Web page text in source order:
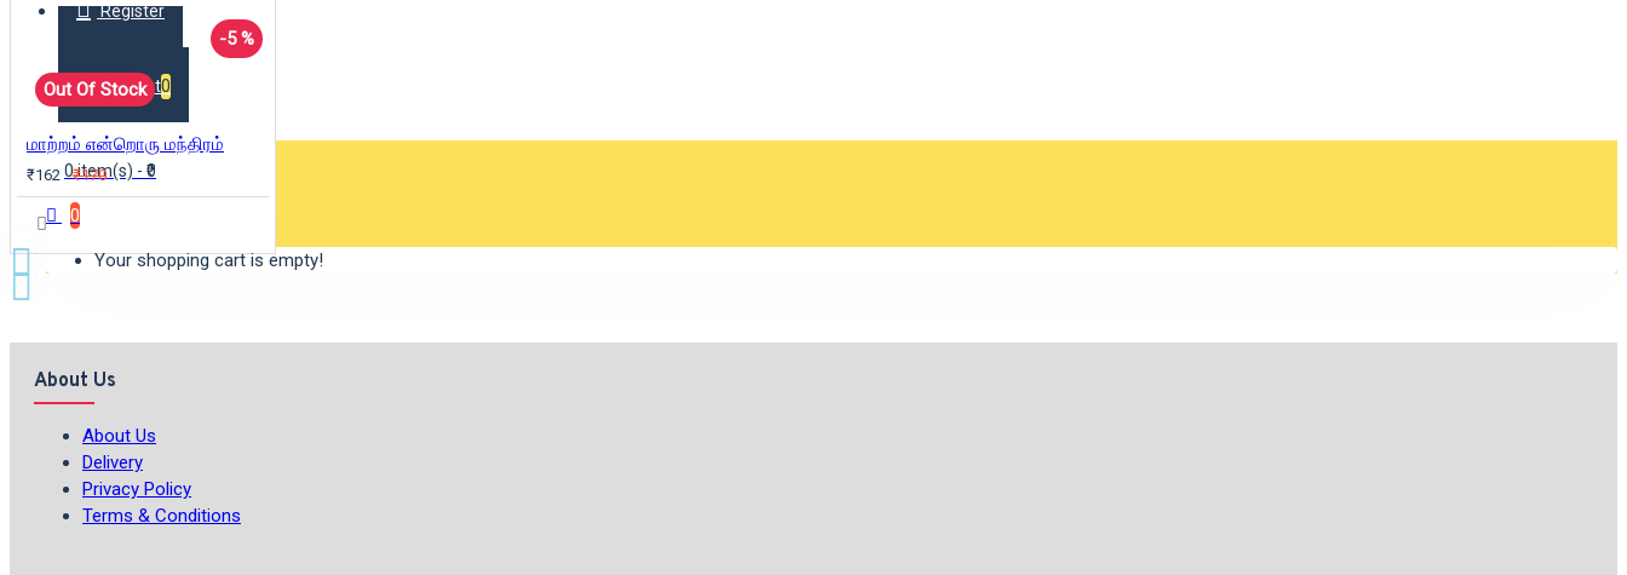
Register
Wishlist0
0 item(s) - ₹0
0
Your shopping cart is empty!
-5 %
Out Of Stock
மாற்றம் என்றொரு மந்திரம்
₹162 ₹170
About Us
About Us
Delivery
Privacy Policy
Terms & Conditions